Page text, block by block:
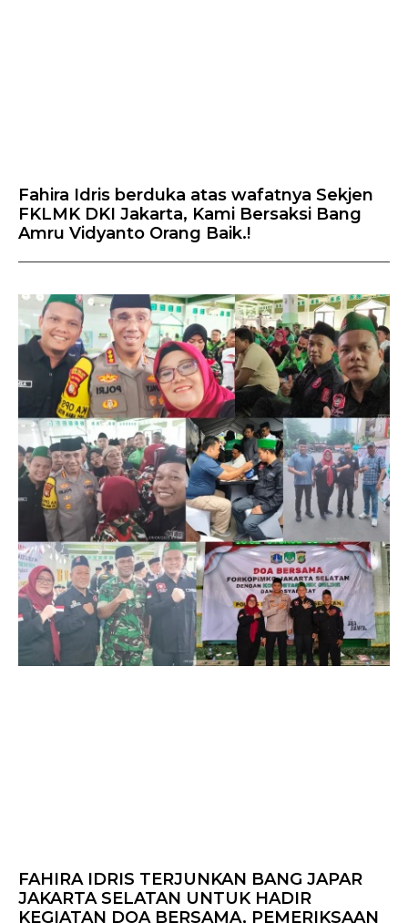
Fahira Idris berduka atas wafatnya Sekjen
FKLMK DKI Jakarta, Kami Bersaksi Bang
Amru Vidyanto Orang Baik.!
FAHIRA IDRIS TERJUNKAN BANG JAPAR
JAKARTA SELATAN UNTUK HADIR
KEGIATAN DOA BERSAMA, PEMERIKSAAN